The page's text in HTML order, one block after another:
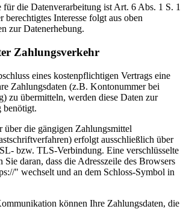
für die Datenverarbeitung ist Art. 6 Abs. 1 S. 1
Interesse folgt aus oben
zur Datenerhebung.
Zahlungsverkehr
eines kostenpflichtigen Vertrags eine
Zahlungsdaten (z.B. Kontonummer bei
zu übermitteln, werden diese Daten zur
benötigt.
über die gängigen Zahlungsmittel
erfolgt ausschließlich über
bzw. TLS-Verbindung. Eine verschlüsselte
Sie daran, dass die Adresszeile des Browsers
" wechselt und an dem Schloss-Symbol in
können Ihre Zahlungsdaten, die